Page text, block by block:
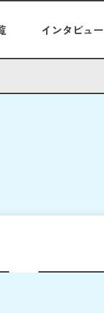
インタビュー